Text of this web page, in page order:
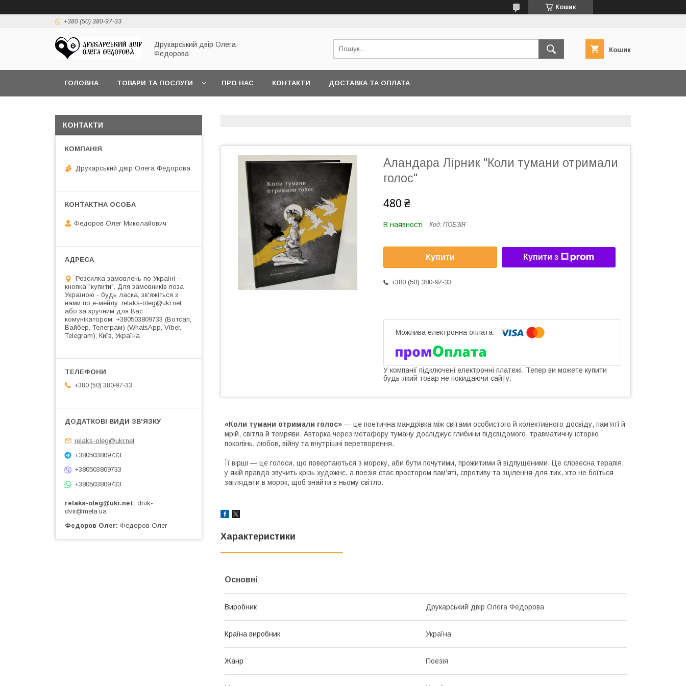
Кошик
+380 (50) 380-97-33
Друкарський двір Олега
Федорова
Кошик
ГОЛОВНА ТОВАРИ ТА ПОСЛУГИ ПРО НАС КОНТАКТИ ДОСТАВКА ТА ОПЛАТА
Аландара Лірник "Коли тумани отримали
голос"
480 ₴
В наявності Код: ПОЕЗІЯ
Купити Купити з
+380 (50) 380-97-33
У компанії підключені електронні платежі. Тепер ви можете купити
будь-який товар не покидаючи сайту.
«Коли тумани отримали голос» — це поетична мандрівка між світами особистого й колективного досвіду, пам’яті й
мрій, світла й темряви. Авторка через метафору туману досліджує глибини підсвідомого, травматичну історію
поколінь, любов, війну та внутрішні перетворення.
Її вірші — це голоси, що повертаються з мороку, аби бути почутими, прожитими й відпущеними. Це словесна терапія,
у якій правда звучить крізь художнє, а поезія стає простором пам’яті, спротиву та зцілення для тих, хто не боїться
заглядати в морок, щоб знайти в ньому світло.
Характеристики
Основні
Виробник Друкарський двір Олега Федорова
Країна виробник Україна
Жанр Поезія
КОНТАКТИ
Друкарський двір Олега Федорова
Федоров Олег Миколайович
Розсилка замовлень по Україні –
кнопка "купити". Для замовників поза
Україною - будь ласка, зв'яжіться з
нами по е-мейлу: relaks-oleg@ukr.net
або за зручним для Вас
комунікатором: +380503809733 (Вотсап,
Вайбер, Телеграм) (WhatsApp, Viber,
Telegram), Київ, Україна
+380 (50) 380-97-33
relaks-oleg@ukr.net
+380503809733
+380503809733
+380503809733
relaks-oleg@ukr.net druk-
dvir@meta.ua
Федоров Олег Федоров Олег